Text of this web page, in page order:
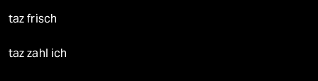
taz frisch
taz zahl ich